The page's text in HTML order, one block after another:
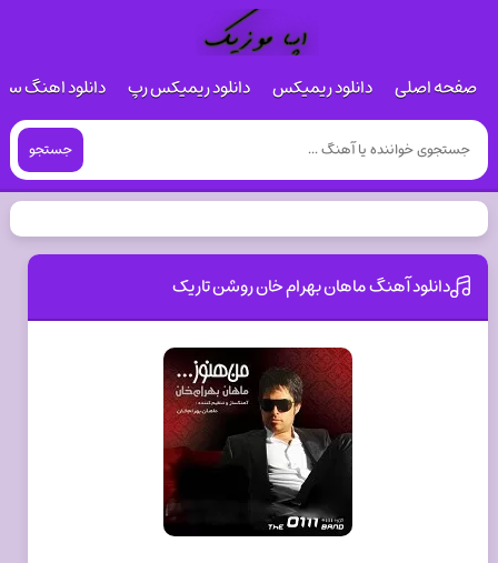
صفحه اصلی دانلود ریمیکس دانلود ریمیکس رپ دانلود اهنگ
جستجو
دانلود آهنگ ماهان بهرام خان روشن تاریک